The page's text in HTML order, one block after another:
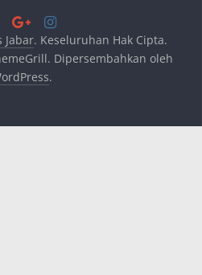
Jabar. Keseluruhan Hak Cipta.
Dipersembahkan oleh
.